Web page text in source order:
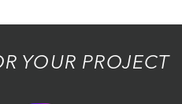
YOUR PROJECT